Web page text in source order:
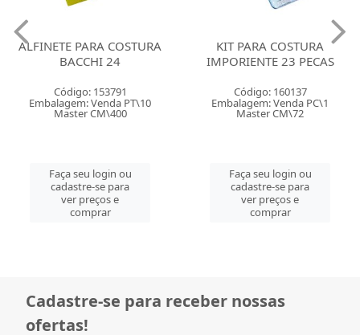
ALFINETE PARA COSTURA
BACCHI 24
Código: 153791
Embalagem: Venda PT\10
Master CM\400
Faça seu login ou
cadastre-se para
ver preços e
comprar
KIT PARA COSTURA
IMPORIENTE 23 PECAS
Código: 160137
Embalagem: Venda PC\1
Master CM\72
Faça seu login ou
cadastre-se para
ver preços e
comprar
Cadastre-se para receber nossas
ofertas!